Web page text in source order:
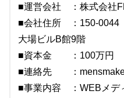
■運営会社 ：株式会社
■会社住所 ：150-
大場ビルB館9階
■資本金 ：100万円
■連絡先 ：
■事業内容 ：WEBメデ